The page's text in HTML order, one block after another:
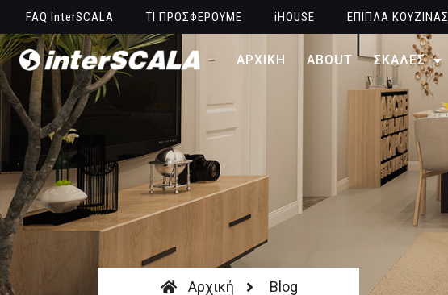
FAQ InterSCALA ΤΙ ΠΡΟΣΦΕΡΟΥΜΕ iHOUSE ΕΠΙΠΛΑ ΚΟΥΖΙΝΑΣ
ΑΡΧΙΚΗ ABOUT ΣΚΑΛΕΣ
Αρχική Blog